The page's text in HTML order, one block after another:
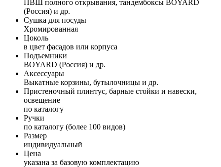
ПВШ полного открывания, тандембоксы BOYARD
(Россия) и др.
Сушка для посуды
Хромированная
Цоколь
в цвет фасадов или корпуса
Подъемники
BOYARD (Россия) и др.
Аксессуары
Выкатные корзины, бутылочницы и др.
Пристеночный плинтус, барные стойки и навески,
освещение
по каталогу
Ручки
по каталогу (более 100 видов)
Размер
индивидуальный
Цена
указана за базовую комплектацию